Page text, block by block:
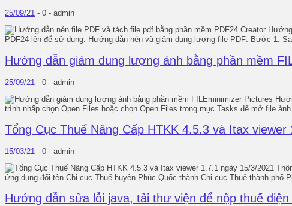
25/09/21 - 0 - admin
PDF24 lên để sử dụng. Hướng dẫn nén và giảm dung lượng file PDF: Bước 1:
Hướng dẫn giảm dung lượng ảnh bằng phần mềm
25/09/21 - 0 - admin
trình nhấp chọn Open Files hoặc chọn Open Files trong mục Tasks để mở file
Tổng Cục Thuế Nâng Cấp HTKK 4.5.3 và Itax viewer
15/03/21 - 0 - admin
ứng dụng đổi tên Chi cục Thuế huyện Phúc Quốc thành Chi cục Thuế thành phố
Hướng dẫn sửa lỗi java, tải thư viện để nộp thuế